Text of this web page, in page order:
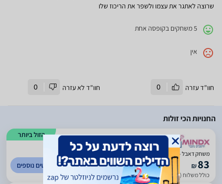
שרוצה לאתגר את עצמו ולשפר את הריכוז שלו
5 משחקים בקופסה אחת
אין
חוו"ד עזרה 0 חוו"ד לא עזרה 0
החנויות הכי זולות
הזול ביותר
107
משחק דאבל - DOBBLE פוקסמיינד
₪83
כולל משלוח (16 ₪) עד 4 ימי עסקים
לפרטים נוספים